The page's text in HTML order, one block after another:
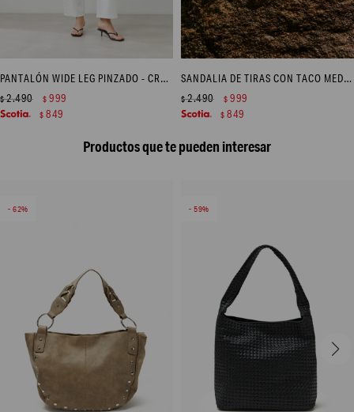
PANTALÓN WIDE LEG PINZADO - CRUDO
$2.490 $ 999
$ 849
SANDALIA DE TIRAS CON TACO MEDIO - CRUDO
$2.490 $ 999
$ 849
Productos que te pueden interesar
62 59